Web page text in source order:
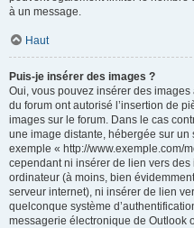
à un message.
Haut
Puis-je insérer des images ?
Oui, vous pouvez insérer des
du forum ont autorisé l’insertion de
images sur le forum. Dans le cas
une image distante, hébergée sur
exemple « http://www.exemple.com/
cependant ni insérer de lien vers
ordinateur (à moins, bien
serveur internet), ni insérer de lien
quelconque système
messagerie électronique de Outlook